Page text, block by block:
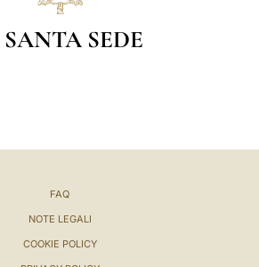
SANTA SEDE
FAQ
NOTE LEGALI
COOKIE POLICY